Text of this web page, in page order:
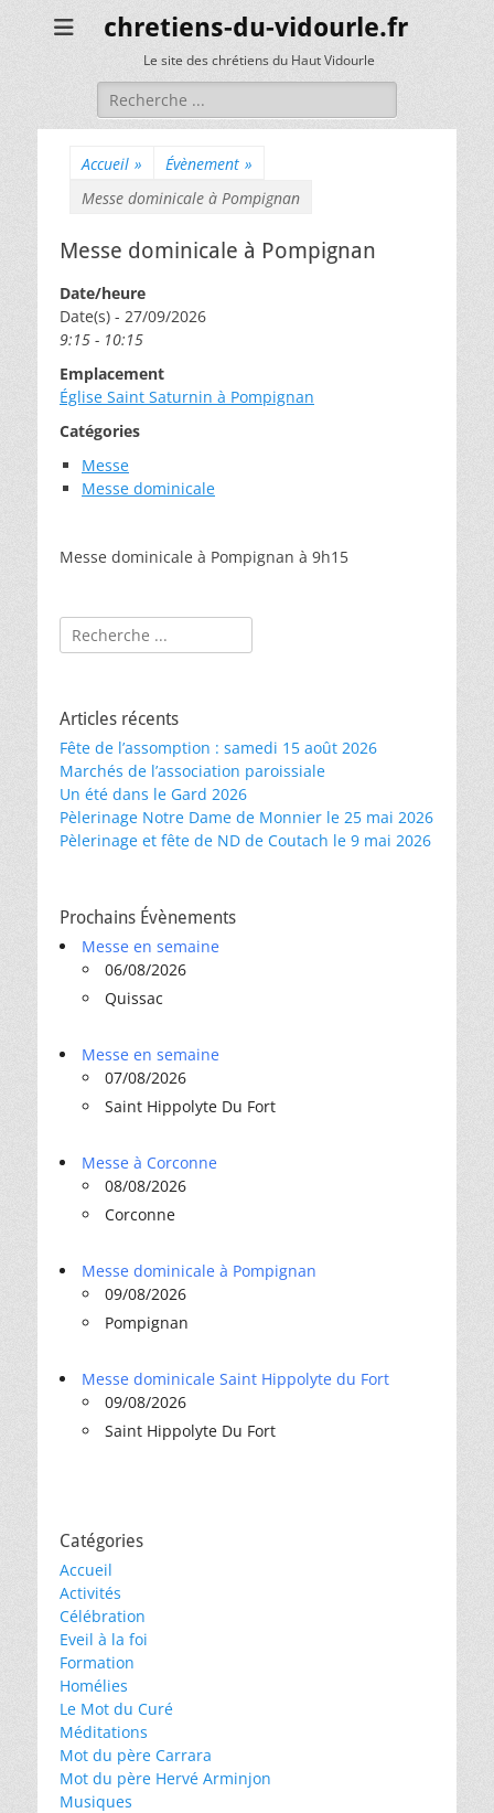
chretiens-du-vidourle.fr
Le site des chrétiens du Haut Vidourle
Rechercher :
Accueil » Évènement »
Messe dominicale à Pompignan
Messe dominicale à Pompignan
Date/heure
Date(s) - 27/09/2026
9:15 - 10:15
Emplacement
Église Saint Saturnin à Pompignan
Catégories
Messe
Messe dominicale
Messe dominicale à Pompignan à 9h15
Rechercher :
Articles récents
Fête de l’assomption : samedi 15 août 2026
Marchés de l’association paroissiale
Un été dans le Gard 2026
Pèlerinage Notre Dame de Monnier le 25 mai 2026
Pèlerinage et fête de ND de Coutach le 9 mai 2026
Prochains Évènements
Messe en semaine
06/08/2026
Quissac
Messe en semaine
07/08/2026
Saint Hippolyte Du Fort
Messe à Corconne
08/08/2026
Corconne
Messe dominicale à Pompignan
09/08/2026
Pompignan
Messe dominicale Saint Hippolyte du Fort
09/08/2026
Saint Hippolyte Du Fort
Catégories
Accueil
Activités
Célébration
Eveil à la foi
Formation
Homélies
Le Mot du Curé
Méditations
Mot du père Carrara
Mot du père Hervé Arminjon
Musiques